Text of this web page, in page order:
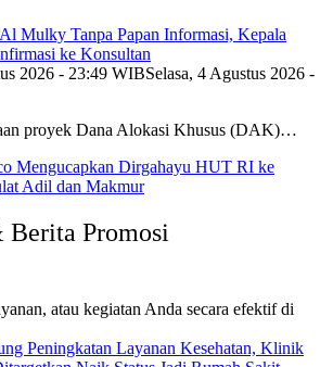
Mulky Tanpa Papan Informasi, Kepala
ke Konsultan
2026 - 23:49 WIBSelasa, 4 Agustus 2026 -
proyek Dana Alokasi Khusus (DAK)…
Promosi
atau kegiatan Anda secara efektif di